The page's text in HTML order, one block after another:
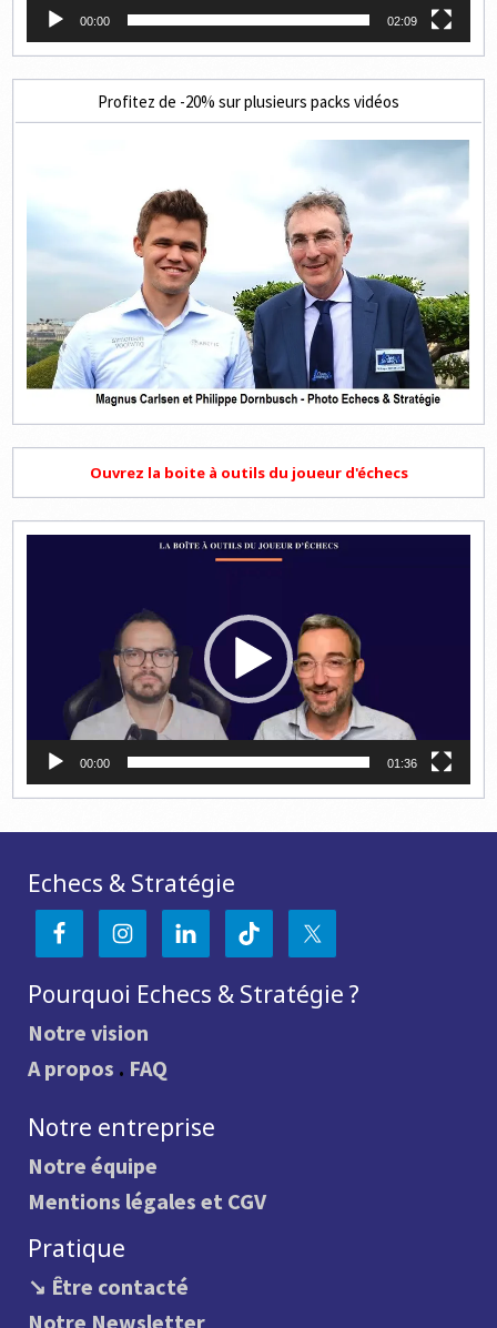
00:00 02:09
Profitez de -20% sur plusieurs packs vidéos
Ouvrez la boite à outils du joueur d'échecs
00:00 01:36
Echecs & Stratégie
Pourquoi Echecs & Stratégie ?
Notre vision
A propos . FAQ
Notre entreprise
Notre équipe
Mentions légales et CGV
Pratique
↘ Être contacté
Notre Newsletter